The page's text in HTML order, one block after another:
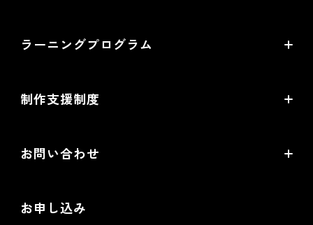
提携サービス一覧
導入企業一覧
ラーニングプログラム
オープンセミナー一覧
制作支援制度
EC制作パートナー一覧
お問い合わせ
導入検討Webミーティング
お申し込み